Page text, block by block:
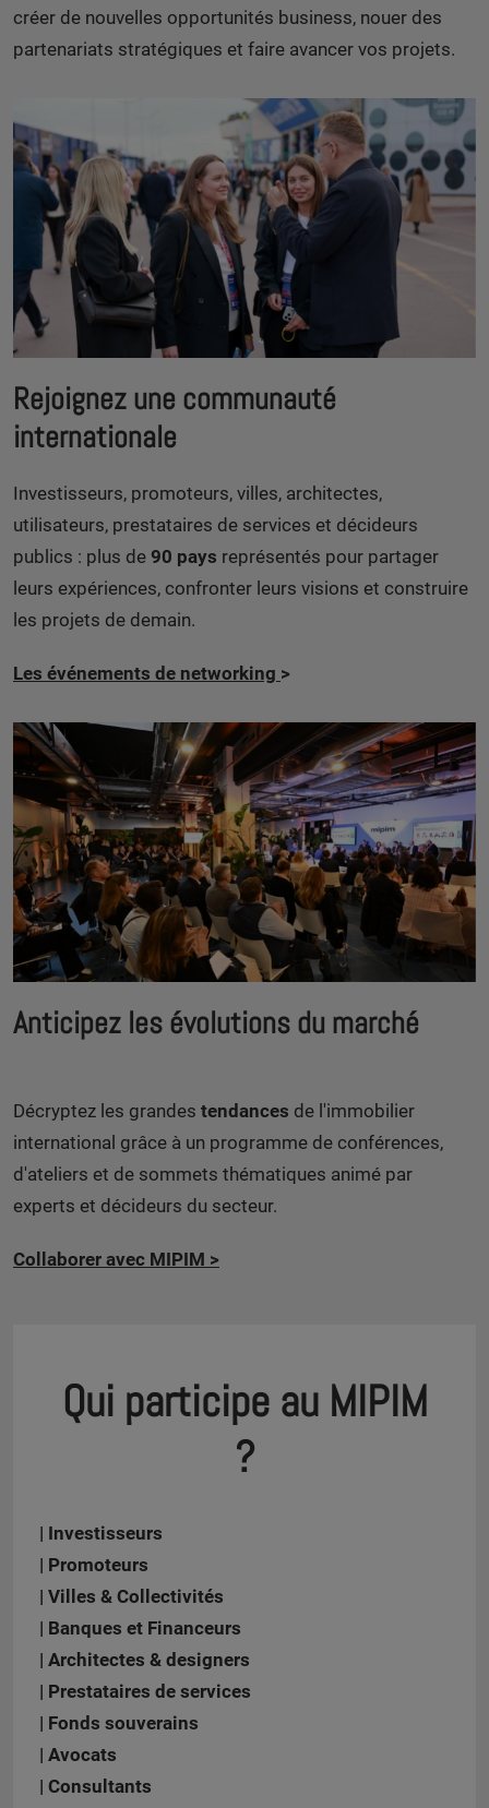
créer de nouvelles opportunités business, nouer des
partenariats stratégiques et faire avancer vos projets.
Rejoignez une communauté
internationale
Investisseurs, promoteurs, villes, architectes,
utilisateurs, prestataires de services et décideurs
publics : plus de 90 pays représentés pour partager
leurs expériences, confronter leurs visions et construire
les projets de demain.
Les événements de networking >
Anticipez les évolutions du marché
Décryptez les grandes tendances de l'immobilier
international grâce à un programme de conférences,
d'ateliers et de sommets thématiques animé par
experts et décideurs du secteur.
Collaborer avec MIPIM >
Qui participe au MIPIM
?
| Investisseurs
| Promoteurs
| Villes & Collectivités
| Banques et Financeurs
| Architectes & designers
| Prestataires de services
| Fonds souverains
| Avocats
| Consultants